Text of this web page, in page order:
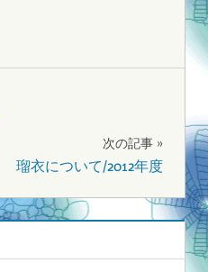
次の記事
瑠衣について/2012年度